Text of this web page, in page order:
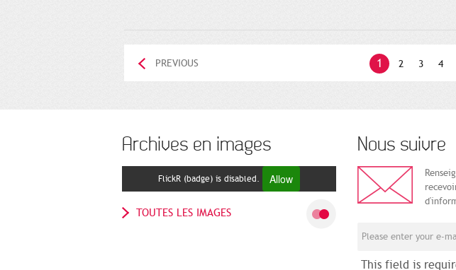
1 2 3 4
PREVIOUS
Archives en images
FlickR (badge) is disabled. Allow
TOUTES LES IMAGES
Nous suivre
This field is